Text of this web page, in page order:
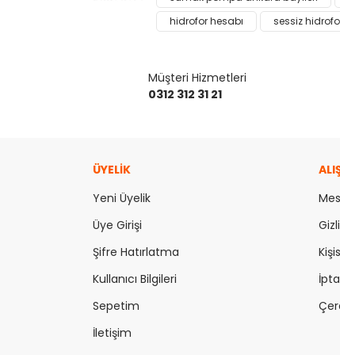
Görüş ve önerileriniz için teşekkür ederiz.
Ürün açıklamasında eksik bilgiler bulunuyor.
Ürün bilgilerinde hatalar bulunuyor.
hidrofor hesabı
sessiz
Müşteri Hizmetleri
0312 312 31 21
ÜYELİK
Yeni Üyelik
Üye Girişi
Şifre Hatırlatma
Kullanıcı Bilgileri
Sepetim
İletişim